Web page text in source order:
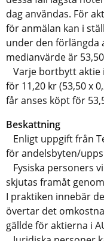
dag användas. För
för anmälan kan i
under den förlängda
medianvärde är
Varje bortbytt aktie
för 11,20 kr (53,50 x
får anses köpt för
Beskattning
Enligt uppgift från
för andelsbyten/
Fysiska personers
skjutas framåt
I praktiken innebär
övertar det
gällde för aktierna i